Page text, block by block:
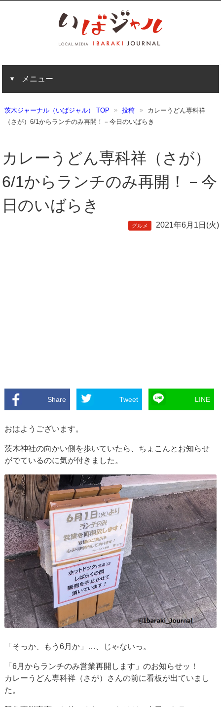
メニュー
茨木ジャーナル（いばジャル） TOP 投稿
カレーうどん専科祥
（さが）6/1からランチのみ再開！－今日のいばらき
カレーうどん専科祥（さが）
6/1からランチのみ再開！－今
日のいばらき
グルメ 2021年6月1日(火)
Share Tweet LINE
おはようございます。
茨木神社の向かい側を歩いていたら、ちょこんとお知らせ
がでているのに気が付きました。
「そっか、もう6月か」…、じゃないっ。
「6月からランチのみ営業再開します」のお知らせッ！
カレーうどん専科祥（さが）さんの前に看板が出ていまし
た。